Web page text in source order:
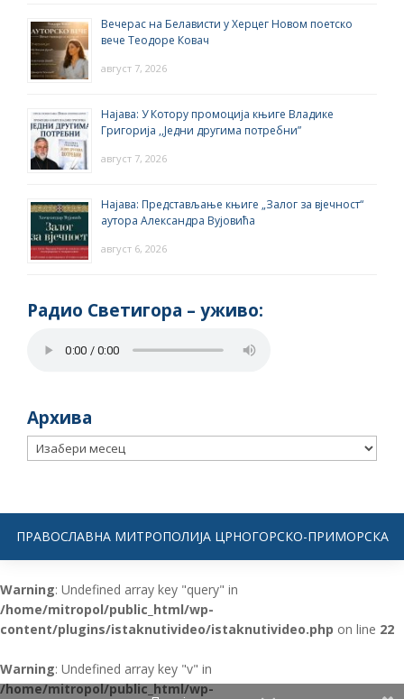
Вечерас на Белависти у Херцег Новом поетско
вече Теодоре Ковач
август 7, 2026
Најава: У Котору промоција књиге Владике
Григорија ,,Једни другима потребни”
август 7, 2026
Најава: Представљање књиге „Залог за вјечност“
аутора Александра Вујовића
август 6, 2026
Радио Светигора – yживо:
Архива
Архива
ПРАВОСЛАВНА МИТРОПОЛИЈА ЦРНОГОРСКО-ПРИМОРСКА
Warning: Undefined array key "query" in
/home/mitropol/public_html/wp-
content/plugins/istaknutivideo/istaknutivideo.php on line 22
Warning: Undefined array key "v" in
/home/mitropol/public_html/wp-